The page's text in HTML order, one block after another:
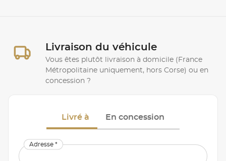
Livraison du véhicule
Vous êtes plutôt livraison à domicile (France
Métropolitaine uniquement, hors Corse) ou en
concession ?
Livré à En concession
Adresse *